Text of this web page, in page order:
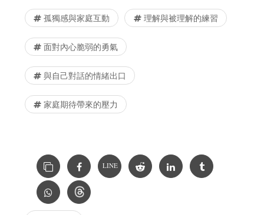
孤獨感與家庭互動 理解與被理解的練習
面對內心脆弱的勇氣
與自己對話的情緒出口
家庭期待帶來的壓力
LINE